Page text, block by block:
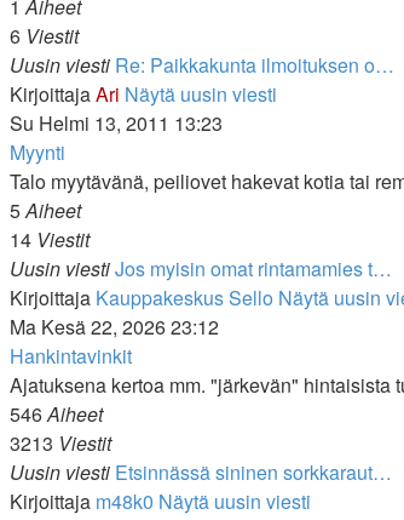
1Aiheet
6 Viestit
Uusin viesti Re: Paikkakunta ilmoituksen o…
KirjoittajaAri Näytä uusin viesti
Su Helmi 13, 2011 13:23
Myynti
Talo myytävänä, peiliovet hakevat kotia tai
5Aiheet
14 Viestit
Uusin viestiJos myisin omat rintamamies t…
Kirjoittaja Kauppakeskus Sello Näytä uusin
Ma Kesä 22, 2026 23:12
Hankintavinkit
Ajatuksena kertoa mm. "järkevän" hintaisista
546Aiheet
3213 Viestit
Uusin viesti Etsinnässä sininen sorkkaraut…
Kirjoittaja m48k0 Näytä uusin viesti